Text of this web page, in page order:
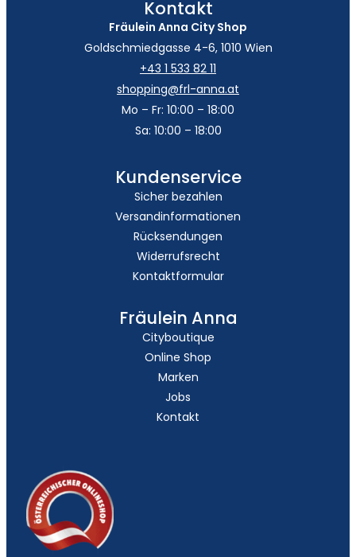
Kontakt
Fräulein Anna City Shop
Goldschmiedgasse 4-6, 1010 Wien
+43 1 533 82 11
shopping@frl-anna.at
Mo – Fr: 10:00 – 18:00
Sa: 10:00 – 18:00
Kundenservice
Sicher bezahlen
Versandinformationen
Rücksendungen
Widerrufsrecht
Kontaktformular
Fräulein Anna
Cityboutique
Online Shop
Marken
Jobs
Kontakt